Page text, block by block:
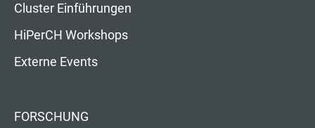
Cluster Einführungen
HiPerCH Workshops
Externe Events
FORSCHUNG